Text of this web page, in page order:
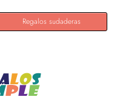
Regalos sudaderas